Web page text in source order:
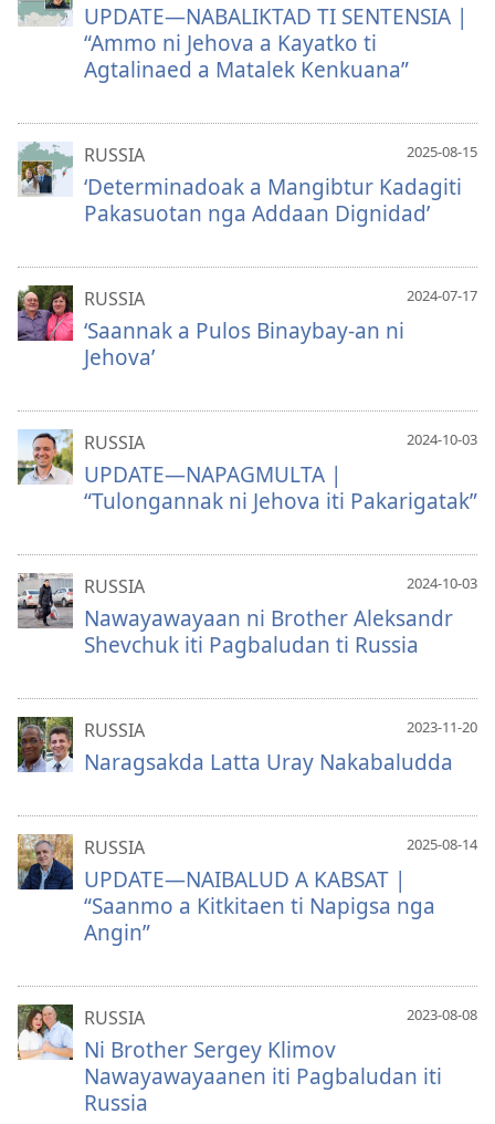
UPDATE—NABALIKTAD TI SENTENSIA |
“Ammo ni Jehova a Kayatko ti
Agtalinaed a Matalek Kenkuana”
2025-08-15
RUSSIA
‘Determinadoak a Mangibtur Kadagiti
Pakasuotan nga Addaan Dignidad’
2024-07-17
RUSSIA
‘Saannak a Pulos Binaybay-an ni
Jehova’
2024-10-03
RUSSIA
UPDATE—NAPAGMULTA |
“Tulongannak ni Jehova iti Pakarigatak”
2024-10-03
RUSSIA
Nawayawayaan ni Brother Aleksandr
Shevchuk iti Pagbaludan ti Russia
2023-11-20
RUSSIA
Naragsakda Latta Uray Nakabaludda
2025-08-14
RUSSIA
UPDATE—NAIBALUD A KABSAT |
“Saanmo a Kitkitaen ti Napigsa nga
Angin”
2023-08-08
RUSSIA
Ni Brother Sergey Klimov
Nawayawayaanen iti Pagbaludan iti
Russia